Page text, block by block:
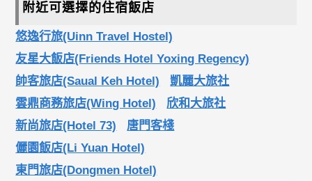
附近可選擇的住宿飯店
悠逸行旅(Uinn Travel Hostel)
友星大飯店(Friends Hotel Yoxing Regency)
帥客旅店(Saual Keh Hotel)
凱麗大旅社
雲鼎商務旅店(Wing Hotel)
欣和大旅社
新尚旅店(Hotel 73)
唐門客棧
儷園飯店(Li Yuan Hotel)
東門旅店(Dongmen Hotel)